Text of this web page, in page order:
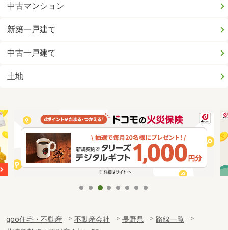
中古マンション
新築一戸建て
中古一戸建て
土地
goo住宅・不動産 不動産会社 長野県
路線一覧